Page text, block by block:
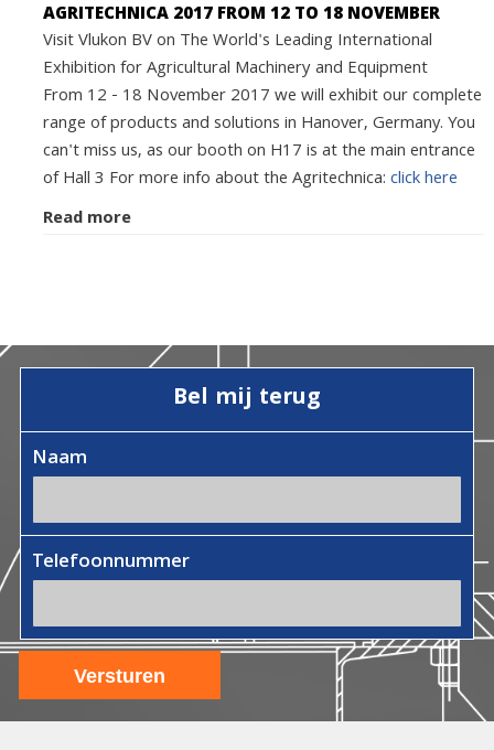
AGRITECHNICA 2017 FROM 12 TO 18 NOVEMBER
Visit Vlukon BV on The World's Leading International
Exhibition for Agricultural Machinery and Equipment
From 12 - 18 November 2017 we will exhibit our complete
range of products and solutions in Hanover, Germany. You
can't miss us, as our booth on H17 is at the main entrance
of Hall 3 For more info about the Agritechnica:click here
Read more
Bel mij terug
Naam
Telefoonnummer